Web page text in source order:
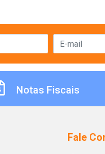
Notas Fiscais
Fale